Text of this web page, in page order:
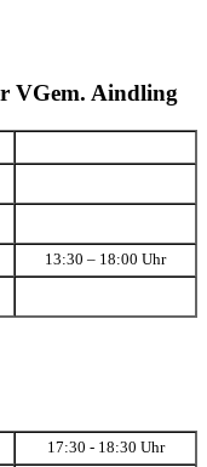
VGem. Aindling
13:30 – 18:00 Uhr
17:30 - 18:30 Uhr